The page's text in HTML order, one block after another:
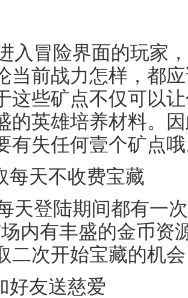
入冒险界面的玩家
当前战力怎样，都
这些矿点不仅可以
的英雄培养材料。
有失任何壹个矿点
每天不收费宝藏
天登陆期间都有一
内有丰盛的金币资
二次开始宝藏的机
好友送慈爱